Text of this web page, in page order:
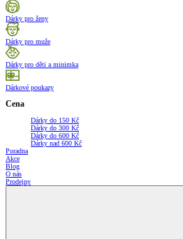
Dárky pro ženy
Dárky pro muže
Dárky pro děti a minimka
Dárkové poukazy
Cena
Dárky do 150 Kč
Dárky do 300 Kč
Dárky do 600 Kč
Dárky nad 600 Kč
Poradna
Akce
Blog
O nás
Prodejny